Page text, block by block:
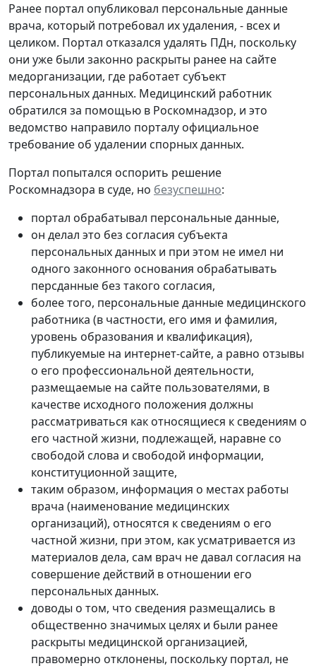
Ранее портал опубликовал персональные данные
врача, который потребовал их удаления, - всех и
целиком. Портал отказался удалять ПДн, поскольку
они уже были законно раскрыты ранее на сайте
медорганизации, где работает субъект
персональных данных. Медицинский работник
обратился за помощью в Роскомнадзор, и это
ведомство направило порталу официальное
требование об удалении спорных данных.
Портал попытался оспорить решение
Роскомнадзора в суде, но безуспешно:
портал обрабатывал персональные данные,
он делал это без согласия субъекта
персональных данных и при этом не имел ни
одного законного основания обрабатывать
персданные без такого согласия,
более того, персональные данные медицинского
работника (в частности, его имя и фамилия,
уровень образования и квалификация),
публикуемые на интернет-сайте, а равно отзывы
о его профессиональной деятельности,
размещаемые на сайте пользователями, в
качестве исходного положения должны
рассматриваться как относящиеся к сведениям о
его частной жизни, подлежащей, наравне со
свободой слова и свободой информации,
конституционной защите,
таким образом, информация о местах работы
врача (наименование медицинских
организаций), относятся к сведениям о его
частной жизни, при этом, как усматривается из
материалов дела, сам врач не давал согласия на
совершение действий в отношении его
персональных данных.
доводы о том, что сведения размещались в
общественно значимых целях и были ранее
раскрыты медицинской организацией,
правомерно отклонены, поскольку портал, не